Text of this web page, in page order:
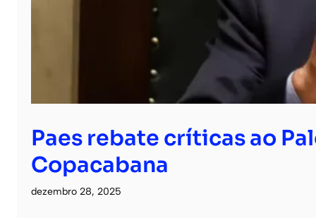
Paes rebate críticas ao
Copacabana
dezembro 28, 2025